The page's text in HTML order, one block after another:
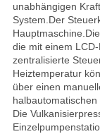
unabhängigen
System.Der
die mit einem
zentralisierte
Heiztemperatur
über einen
Die